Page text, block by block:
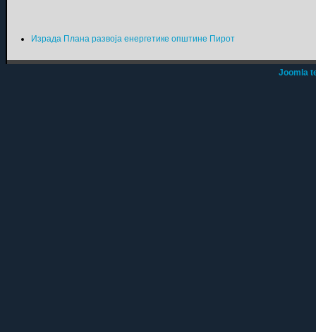
Израда Плана развоја енергетике општине Пирот
Joomla